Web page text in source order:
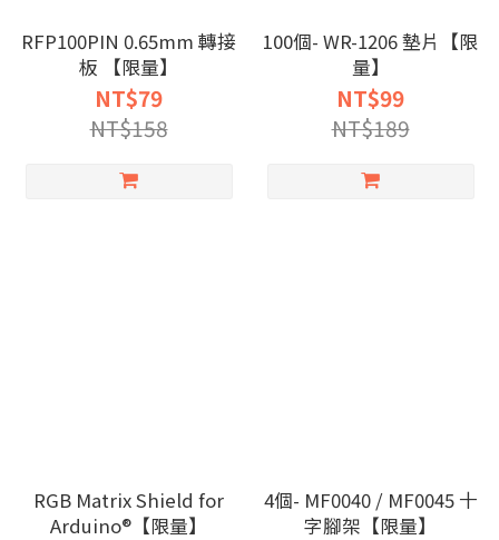
RFP100PIN 0.65mm 轉接
板 【限量】
NT$79
NT$158
100個- WR-1206 墊片【限
量】
NT$99
NT$189
RGB Matrix Shield for
Arduino®【限量】
4個- MF0040 / MF0045 十
字腳架【限量】